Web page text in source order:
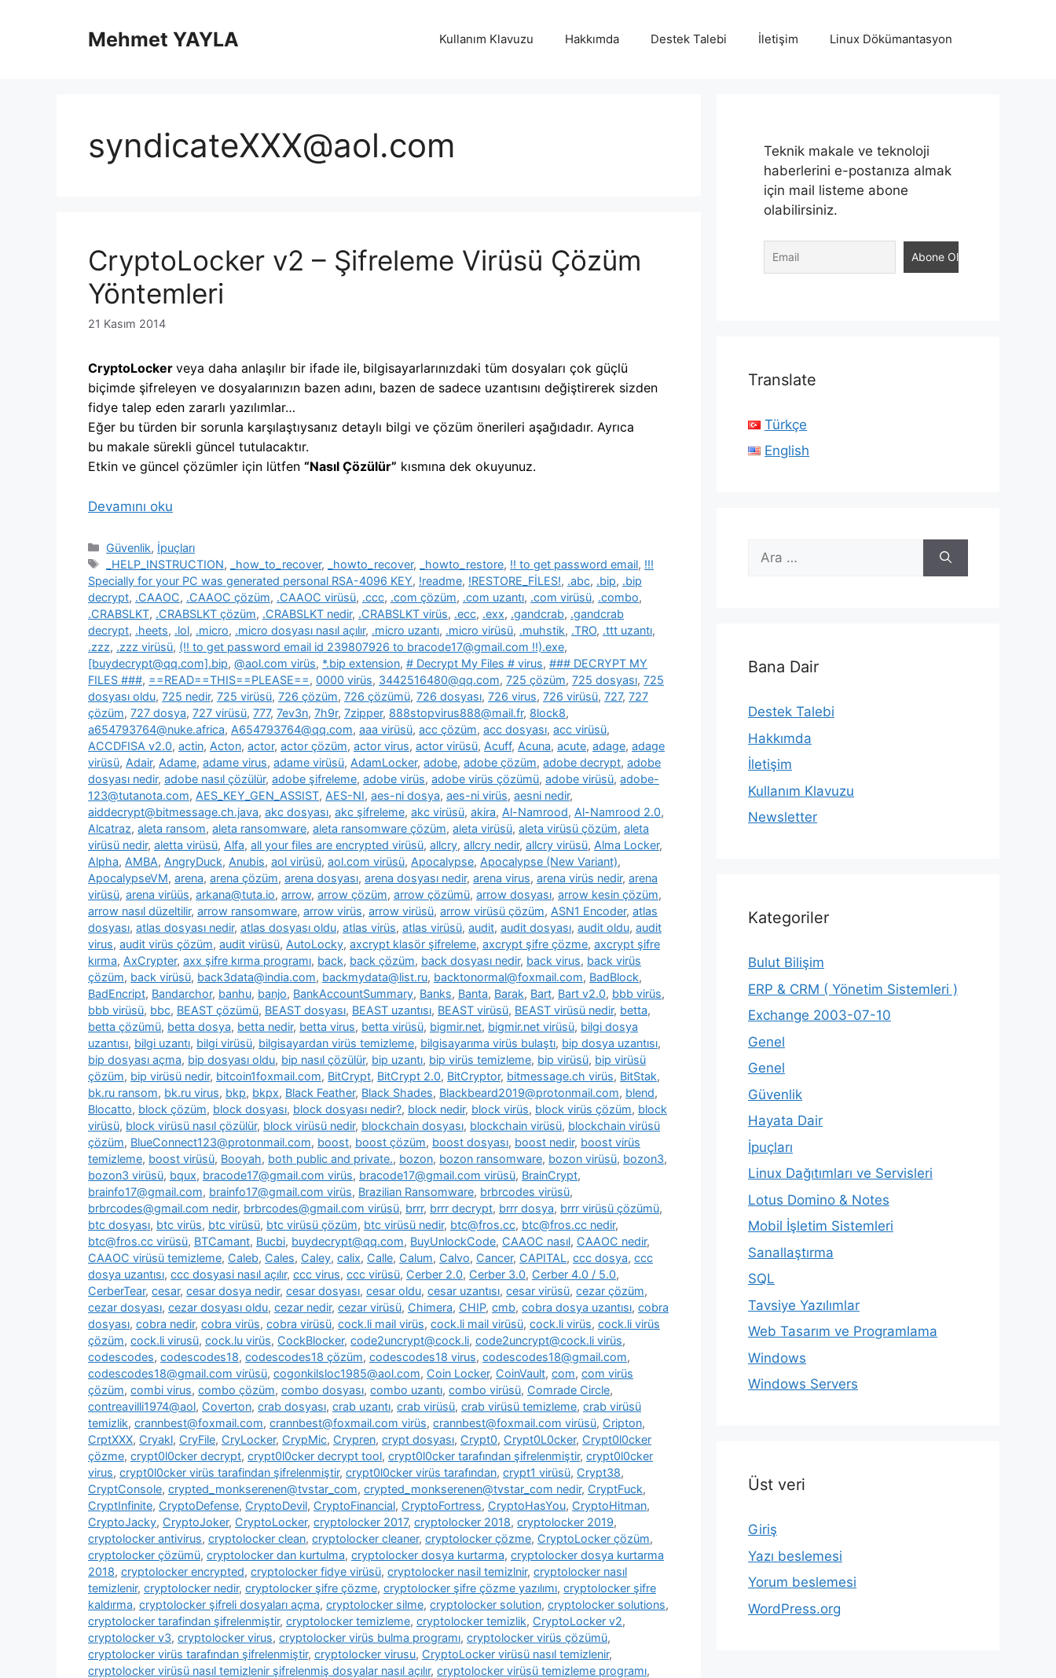
Mehmet YAYLA Kullanım Klavuzu Hakkımda Destek Talebi İletişim Linux Dökümantasyon
syndicateXXX@aol.com
CryptoLocker v2 – Şifreleme Virüsü Çözüm
Yöntemleri
21 Kasım 2014
CryptoLocker veya daha anlaşılır bir ifade ile, bilgisayarlarınızdaki tüm dosyaları çok güçlü
biçimde şifreleyen ve dosyalarınızın bazen adını, bazen de sadece uzantısını değiştirerek sizden
fidye talep eden zararlı yazılımlar…
Eğer bu türden bir sorunla karşılaştıysanız detaylı bilgi ve çözüm önerileri aşağıdadır. Ayrıca
bu makale sürekli güncel tutulacaktır.
Etkin ve güncel çözümler için lütfen “Nasıl Çözülür” kısmına dek okuyunuz.
Devamını oku
Kategoriler
Güvenlik, İpuçları
Etiketler
_HELP_INSTRUCTION, _how_to_recover, _howto_recover, _howto_restore, !! to get password email, !!!
Specially for your PC was generated personal RSA-4096 KEY, !readme, !RESTORE_FİLES!, .abc, .bip, .bip
decrypt, .CAAOC, .CAAOC çözüm, .CAAOC virüsü, .ccc, .com çözüm, .com uzantı, .com virüsü, .combo,
.CRABSLKT, .CRABSLKT çözüm, .CRABSLKT nedir, .CRABSLKT virüs, .ecc, .exx, .gandcrab, .gandcrab
decrypt, .heets, .lol, .micro, .micro dosyası nasıl açılır, .micro uzantı, .micro virüsü, .muhstik, .TRO, .ttt uzantı,
.zzz, .zzz virüsü, (!! to get password email id 239807926 to bracode17@gmail.com !!).exe,
[buydecrypt@qq.com].bip, @aol.com virüs, *.bip extension, # Decrypt My Files # virus, ### DECRYPT MY
FILES ###, ==READ==THIS==PLEASE==, 0000 virüs, 3442516480@qq.com, 725 çözüm, 725 dosyası, 725
dosyası oldu, 725 nedir, 725 virüsü, 726 çözüm, 726 çözümü, 726 dosyası, 726 virus, 726 virüsü, 727, 727
çözüm, 727 dosya, 727 virüsü, 777, 7ev3n, 7h9r, 7zipper, 888stopvirus888@mail.fr, 8lock8,
a654793764@nuke.africa, A654793764@qq.com, aaa virüsü, acc çözüm, acc dosyası, acc virüsü,
ACCDFISA v2.0, actin, Acton, actor, actor çözüm, actor virus, actor virüsü, Acuff, Acuna, acute, adage, adage
virüsü, Adair, Adame, adame virus, adame virüsü, AdamLocker, adobe, adobe çözüm, adobe decrypt, adobe
dosyası nedir, adobe nasıl çözülür, adobe şifreleme, adobe virüs, adobe virüs çözümü, adobe virüsü, adobe-
123@tutanota.com, AES_KEY_GEN_ASSIST, AES-NI, aes-ni dosya, aes-ni virüs, aesni nedir,
aiddecrypt@bitmessage.ch.java, akc dosyası, akc şifreleme, akc virüsü, akira, Al-Namrood, Al-Namrood 2.0,
Alcatraz, aleta ransom, aleta ransomware, aleta ransomware çözüm, aleta virüsü, aleta virüsü çözüm, aleta
virüsü nedir, aletta virüsü, Alfa, all your files are encrypted virüsü, allcry, allcry nedir, allcry virüsü, Alma Locker,
Alpha, AMBA, AngryDuck, Anubis, aol virüsü, aol.com virüsü, Apocalypse, Apocalypse (New Variant),
ApocalypseVM, arena, arena çözüm, arena dosyası, arena dosyası nedir, arena virus, arena virüs nedir, arena
virüsü, arena virüüs, arkana@tuta.io, arrow, arrow çözüm, arrow çözümü, arrow dosyası, arrow kesin çözüm,
arrow nasıl düzeltilir, arrow ransomware, arrow virüs, arrow virüsü, arrow virüsü çözüm, ASN1 Encoder, atlas
dosyası, atlas dosyası nedir, atlas dosyası oldu, atlas virüs, atlas virüsü, audit, audit dosyası, audit oldu, audit
virus, audit virüs çözüm, audit virüsü, AutoLocky, axcrypt klasör şifreleme, axcrypt şifre çözme, axcrypt şifre
kırma, AxCrypter, axx şifre kırma programı, back, back çözüm, back dosyası nedir, back virus, back virüs
çözüm, back virüsü, back3data@india.com, backmydata@list.ru, backtonormal@foxmail.com, BadBlock,
BadEncript, Bandarchor, banhu, banjo, BankAccountSummary, Banks, Banta, Barak, Bart, Bart v2.0, bbb virüs,
bbb virüsü, bbc, BEAST çözümü, BEAST dosyası, BEAST uzantısı, BEAST virüsü, BEAST virüsü nedir, betta,
betta çözümü, betta dosya, betta nedir, betta virus, betta virüsü, bigmir.net, bigmir.net virüsü, bilgi dosya
uzantısı, bilgi uzantı, bilgi virüsü, bilgisayardan virüs temizleme, bilgisayarıma virüs bulaştı, bip dosya uzantısı,
bip dosyası açma, bip dosyası oldu, bip nasıl çözülür, bip uzantı, bip virüs temizleme, bip virüsü, bip virüsü
çözüm, bip virüsü nedir, bitcoin1foxmail.com, BitCrypt, BitCrypt 2.0, BitCryptor, bitmessage.ch virüs, BitStak,
bk.ru ransom, bk.ru virus, bkp, bkpx, Black Feather, Black Shades, Blackbeard2019@protonmail.com, blend,
Blocatto, block çözüm, block dosyası, block dosyası nedir?, block nedir, block virüs, block virüs çözüm, block
virüsü, block virüsü nasıl çözülür, block virüsü nedir, blockchain dosyası, blockchain virüsü, blockchain virüsü
çözüm, BlueConnect123@protonmail.com, boost, boost çözüm, boost dosyası, boost nedir, boost virüs
temizleme, boost virüsü, Booyah, both public and private., bozon, bozon ransomware, bozon virüsü, bozon3,
bozon3 virüsü, bqux, bracode17@gmail.com virüs, bracode17@gmail.com virüsü, BrainCrypt,
brainfo17@gmail.com, brainfo17@gmail.com virüs, Brazilian Ransomware, brbrcodes virüsü,
brbrcodes@gmail.com nedir, brbrcodes@gmail.com virüsü, brrr, brrr decrypt, brrr dosya, brrr virüsü çözümü,
btc dosyası, btc virüs, btc virüsü, btc virüsü çözüm, btc virüsü nedir, btc@fros.cc, btc@fros.cc nedir,
btc@fros.cc virüsü, BTCamant, Bucbi, buydecrypt@qq.com, BuyUnlockCode, CAAOC nasıl, CAAOC nedir,
CAAOC virüsü temizleme, Caleb, Cales, Caley, calix, Calle, Calum, Calvo, Cancer, CAPITAL, ccc dosya, ccc
dosya uzantısı, ccc dosyasi nasıl açılır, ccc virus, ccc virüsü, Cerber 2.0, Cerber 3.0, Cerber 4.0 / 5.0,
CerberTear, cesar, cesar dosya nedir, cesar dosyası, cesar oldu, cesar uzantısı, cesar virüsü, cezar çözüm,
cezar dosyası, cezar dosyası oldu, cezar nedir, cezar virüsü, Chimera, CHIP, cmb, cobra dosya uzantısı, cobra
dosyası, cobra nedir, cobra virüs, cobra virüsü, cock.li mail virüs, cock.li mail virüsü, cock.li virüs, cock.li virüs
çözüm, cock.li virusü, cock.lu virüs, CockBlocker, code2uncrypt@cock.li, code2uncrypt@cock.li virüs,
codescodes, codescodes18, codescodes18 çözüm, codescodes18 virus, codescodes18@gmail.com,
codescodes18@gmail.com virüsü, cogonkilsloc1985@aol.com, Coin Locker, CoinVault, com, com virüs
çözüm, combi virus, combo çözüm, combo dosyası, combo uzantı, combo virüsü, Comrade Circle,
contreavilli1974@aol, Coverton, crab dosyası, crab uzantı, crab virüsü, crab virüsü temizleme, crab virüsü
temizlik, crannbest@foxmail.com, crannbest@foxmail.com virüs, crannbest@foxmail.com virüsü, Cripton,
CrptXXX, Cryakl, CryFile, CryLocker, CrypMic, Crypren, crypt dosyası, Crypt0, Crypt0L0cker, Crypt0l0cker
çözme, crypt0l0cker decrypt, crypt0l0cker decrypt tool, crypt0l0cker tarafından şifrelenmiştir, crypt0l0cker
virus, crypt0l0cker virüs tarafindan şifrelenmiştir, crypt0l0cker virüs tarafından, crypt1 virüsü, Crypt38,
CryptConsole, crypted_monkserenen@tvstar_com, crypted_monkserenen@tvstar_com nedir, CryptFuck,
CryptInfinite, CryptoDefense, CryptoDevil, CryptoFinancial, CryptoFortress, CryptoHasYou, CryptoHitman,
CryptoJacky, CryptoJoker, CryptoLocker, cryptolocker 2017, cryptolocker 2018, cryptolocker 2019,
cryptolocker antivirus, cryptolocker clean, cryptolocker cleaner, cryptolocker çözme, CryptoLocker çözüm,
cryptolocker çözümü, cryptolocker dan kurtulma, cryptolocker dosya kurtarma, cryptolocker dosya kurtarma
2018, cryptolocker encrypted, cryptolocker fidye virüsü, cryptolocker nasil temizlnir, cryptolocker nasıl
temizlenir, cryptolocker nedir, cryptolocker şifre çözme, cryptolocker şifre çözme yazılımı, cryptolocker şifre
kaldırma, cryptolocker şifreli dosyaları açma, cryptolocker silme, cryptolocker solution, cryptolocker solutions,
cryptolocker tarafindan şifrelenmiştir, cryptolocker temizleme, cryptolocker temizlik, CryptoLocker v2,
cryptolocker v3, cryptolocker virus, cryptolocker virüs bulma programı, cryptolocker virüs çözümü,
cryptolocker virüs tarafından şifrelenmiştir, cryptolocker virusu, CryptoLocker virüsü nasıl temizlenir,
cryptolocker virüsü nasıl temizlenir şifrelenmiş dosyalar nasıl açılır, cryptolocker virüsü temizleme programı,
Teknik makale ve teknoloji
haberlerini e-postanıza almak
için mail listeme abone
olabilirsiniz.
Translate
Türkçe
English
için
Bana Dair
Destek Talebi
Hakkımda
İletişim
Kullanım Klavuzu
Newsletter
Kategoriler
Bulut Bilişim
ERP & CRM ( Yönetim Sistemleri )
Exchange 2003-07-10
Genel
Genel
Güvenlik
Hayata Dair
İpuçları
Linux Dağıtımları ve Servisleri
Lotus Domino & Notes
Mobil İşletim Sistemleri
Sanallaştırma
SQL
Tavsiye Yazılımlar
Web Tasarım ve Programlama
Windows
Windows Servers
Üst veri
Giriş
Yazı beslemesi
Yorum beslemesi
WordPress.org